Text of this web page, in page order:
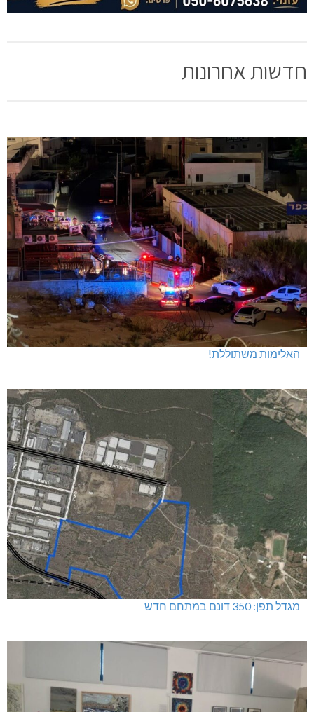
חדשות אחרונות
האלימות משתוללת!
מגדל תפן: 350 דונם במתחם חדש